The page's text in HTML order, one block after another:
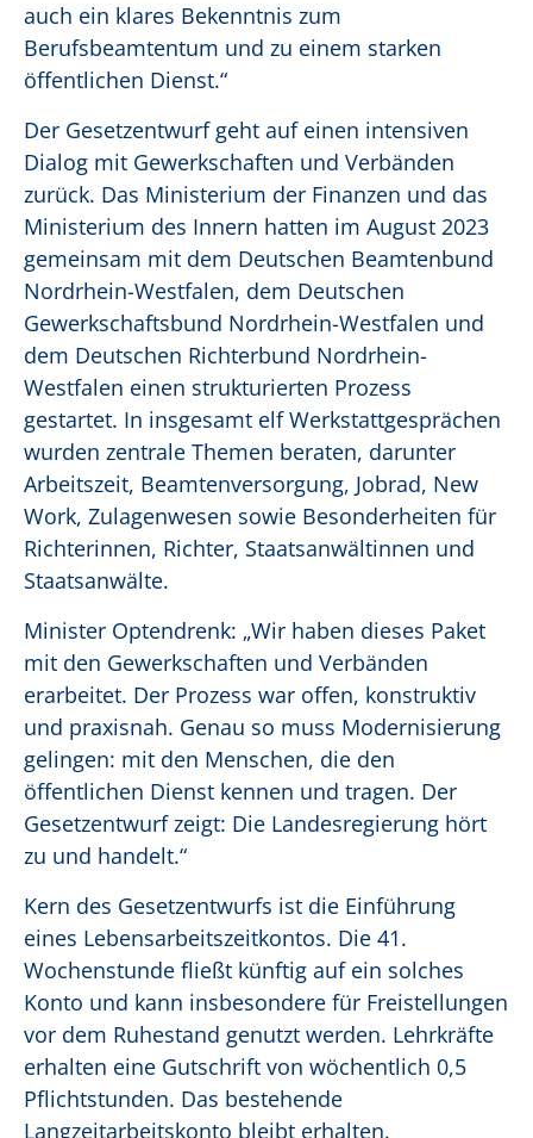
auch ein klares Bekenntnis zum
Berufsbeamtentum und zu einem starken
öffentlichen Dienst.“
Der Gesetzentwurf geht auf einen intensiven
Dialog mit Gewerkschaften und Verbänden
zurück. Das Ministerium der Finanzen und das
Ministerium des Innern hatten im August 2023
gemeinsam mit dem Deutschen Beamtenbund
Nordrhein-Westfalen, dem Deutschen
Gewerkschaftsbund Nordrhein-Westfalen und
dem Deutschen Richterbund Nordrhein-
Westfalen einen strukturierten Prozess
gestartet. In insgesamt elf Werkstattgesprächen
wurden zentrale Themen beraten, darunter
Arbeitszeit, Beamtenversorgung, Jobrad, New
Work, Zulagenwesen sowie Besonderheiten für
Richterinnen, Richter, Staatsanwältinnen und
Staatsanwälte.
Minister Optendrenk: „Wir haben dieses Paket
mit den Gewerkschaften und Verbänden
erarbeitet. Der Prozess war offen, konstruktiv
und praxisnah. Genau so muss Modernisierung
gelingen: mit den Menschen, die den
öffentlichen Dienst kennen und tragen. Der
Gesetzentwurf zeigt: Die Landesregierung hört
zu und handelt.“
Kern des Gesetzentwurfs ist die Einführung
eines Lebensarbeitszeitkontos. Die 41.
Wochenstunde fließt künftig auf ein solches
Konto und kann insbesondere für Freistellungen
vor dem Ruhestand genutzt werden. Lehrkräfte
erhalten eine Gutschrift von wöchentlich 0,5
Pflichtstunden. Das bestehende
Langzeitarbeitskonto bleibt erhalten.